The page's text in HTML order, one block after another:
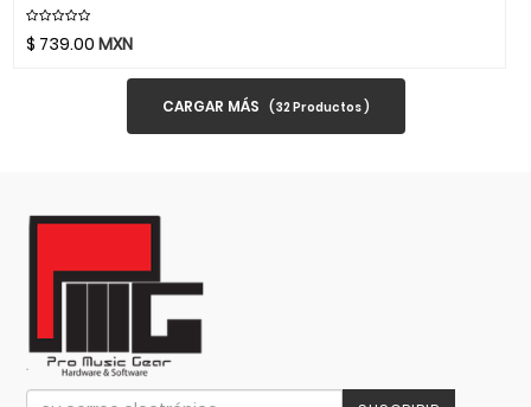
HK Audio
Hofner
Inter M
Istanbul Agop
Jimmy Wess
Joe Wei
$ 739.00 MXN
CARGAR MÁS (32Productos )